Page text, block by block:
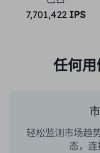
7,701,422 IPS
任何
轻松监测市场趋
态，连